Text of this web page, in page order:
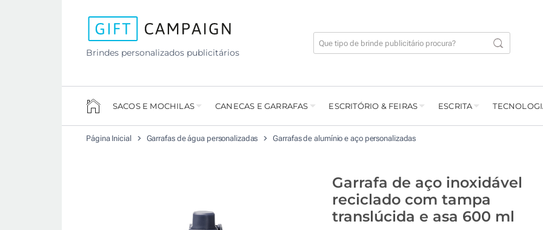
Brindes personalizados publicitários
SACOS E MOCHILAS CANECAS E GARRAFAS ESCRITÓRIO & FEIRAS ESCRITA
Página Inicial Garrafas de água personalizadas Garrafas de alumínio e aço personalizadas
Garrafa de aço inoxidável
reciclado com tampa
translúcida e asa 600 ml